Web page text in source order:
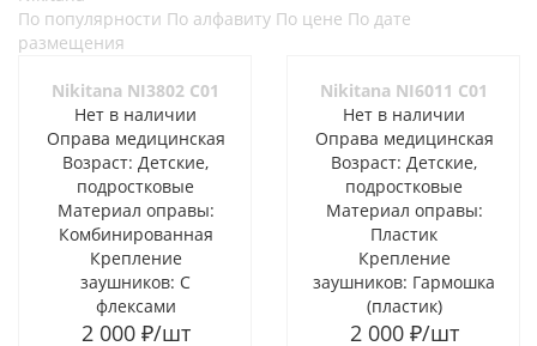
По популярности По алфавиту По цене По дате
размещения
Nikitana NI3802 C01
Нет в наличии
Оправа медицинская
Возраст: Детские,
подростковые
Материал оправы:
Комбинированная
Крепление
заушников: С
флексами
2 000₽/шт
Nikitana NI6011 C01
Нет в наличии
Оправа медицинская
Возраст: Детские,
подростковые
Материал оправы:
Пластик
Крепление
заушников: Гармошка
(пластик)
2 000₽/шт